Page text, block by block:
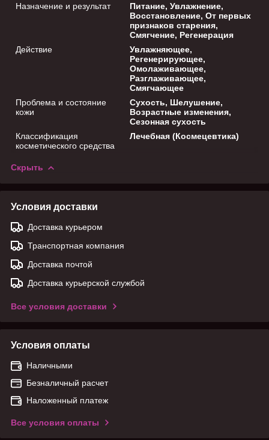
Назначение и результат
Питание, Увлажнение,
Восстановление, От первых
признаков старения,
Смягчение, Регенерация
Действие
Увлажняющее,
Регенерирующее,
Омолаживающее,
Разглаживающее,
Смягчающее
Проблема и состояние
кожи
Сухость, Шелушение,
Возрастные изменения,
Сезонная сухость
Классификация
косметического средства
Лечебная (Космецевтика)
Скрыть
Условия доставки
Доставка курьером
Транспортная компания
Доставка почтой
Доставка курьерской службой
Все условия доставки
Условия оплаты
Наличными
Безналичный расчет
Наложенный платеж
Все условия оплаты